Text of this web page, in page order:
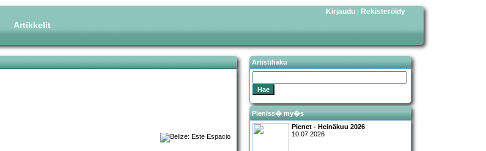
Artikkelit
Kirjaudu | Rekisteröidy
Artistihaku
Pieniss� my�s
Pienet - Heinäkuu 2026
10.07.2026